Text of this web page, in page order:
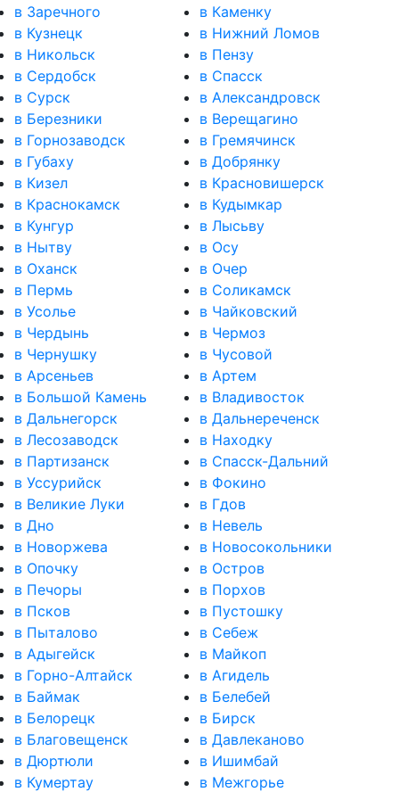
в Заречного
в Каменку
в Кузнецк
в Нижний Ломов
в Никольск
в Пензу
в Сердобск
в Спасск
в Сурск
в Александровск
в Березники
в Верещагино
в Горнозаводск
в Гремячинск
в Губаху
в Добрянку
в Кизел
в Красновишерск
в Краснокамск
в Кудымкар
в Кунгур
в Лысьву
в Нытву
в Осу
в Оханск
в Очер
в Пермь
в Соликамск
в Усолье
в Чайковский
в Чердынь
в Чермоз
в Чернушку
в Чусовой
в Арсеньев
в Артем
в Большой Камень
в Владивосток
в Дальнегорск
в Дальнереченск
в Лесозаводск
в Находку
в Партизанск
в Спасск-Дальний
в Уссурийск
в Фокино
в Великие Луки
в Гдов
в Дно
в Невель
в Новоржева
в Новосокольники
в Опочку
в Остров
в Печоры
в Порхов
в Псков
в Пустошку
в Пыталово
в Себеж
в Адыгейск
в Майкоп
в Горно-Алтайск
в Агидель
в Баймак
в Белебей
в Белорецк
в Бирск
в Благовещенск
в Давлеканово
в Дюртюли
в Ишимбай
в Кумертау
в Межгорье